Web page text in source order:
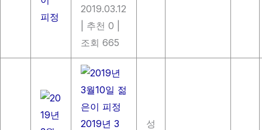
2019.03.12
추천 0
조회 665
2019년 3
성